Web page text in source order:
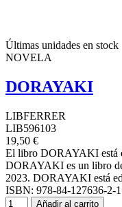
Últimas unidades en stock
NOVELA
DORAYAKI
LIBFERRER
LIB596103
19,50 €
El libro DORAYAKI
DORAYAKI es un libro
2023. DORAYAKI está
ISBN: 978-84-127636-2-
Añadir al carrito